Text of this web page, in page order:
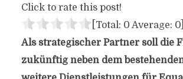
Click to rate this post!
[Total: 0 Average: 0]
Als strategischer Partner soll die
zukünftig neben dem